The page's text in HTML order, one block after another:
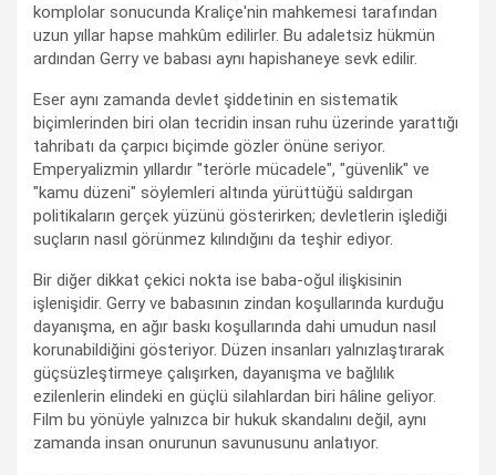
komplolar sonucunda Kraliçe'nin mahkemesi tarafından
uzun yıllar hapse mahkûm edilirler. Bu adaletsiz hükmün
ardından Gerry ve babası aynı hapishaneye sevk edilir.
Eser aynı zamanda devlet şiddetinin en sistematik
biçimlerinden biri olan tecridin insan ruhu üzerinde yarattığı
tahribatı da çarpıcı biçimde gözler önüne seriyor.
Emperyalizmin yıllardır "terörle mücadele", "güvenlik" ve
"kamu düzeni" söylemleri altında yürüttüğü saldırgan
politikaların gerçek yüzünü gösterirken; devletlerin işlediği
suçların nasıl görünmez kılındığını da teşhir ediyor.
Bir diğer dikkat çekici nokta ise baba-oğul ilişkisinin
işlenişidir. Gerry ve babasının zindan koşullarında kurduğu
dayanışma, en ağır baskı koşullarında dahi umudun nasıl
korunabildiğini gösteriyor. Düzen insanları yalnızlaştırarak
güçsüzleştirmeye çalışırken, dayanışma ve bağlılık
ezilenlerin elindeki en güçlü silahlardan biri hâline geliyor.
Film bu yönüyle yalnızca bir hukuk skandalını değil, aynı
zamanda insan onurunun savunusunu anlatıyor.